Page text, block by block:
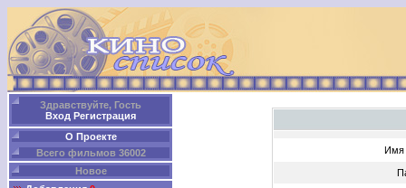
Здравствуйте, Гость
Вход Регистрация
О Проекте
Всего фильмов 36002
Новое
Имя